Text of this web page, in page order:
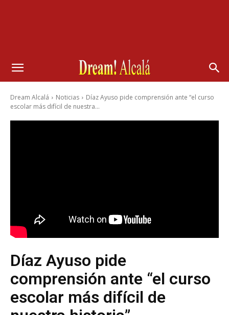
Dream Alcalá Noticias
Díaz Ayuso pide comprensión ante “el curso
escolar más difícil de nuestra...
Díaz Ayuso pide
comprensión ante “el curso
escolar más difícil de